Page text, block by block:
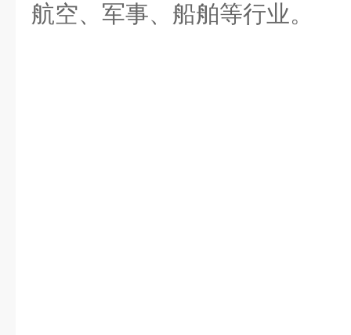
航空、军事、船舶等行业。